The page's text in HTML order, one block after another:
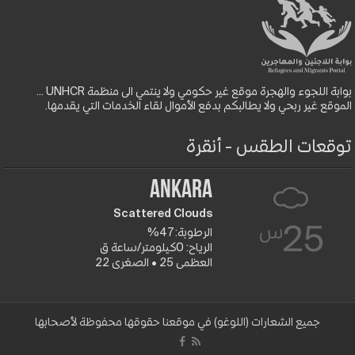
بوابة اللجوء والهجرة موقع غير حكومي ولا ينتمي الى منظمة UNHCR ...
الموقع غير ربحي ولا يطالبكم بدفع الأموال لقاء الخدمات التي يقدمها.
توقعات الطقس - أنقرة
25س
Ankara
Scattered Clouds
الرطوبة: 47%
الرياح: 0كيلومتر/ساعة ق
العظمى 25 • الصغرى 22
جميع الشعارات (اللوغو) في موقعنا حقوقها محفوظة لأصحابها